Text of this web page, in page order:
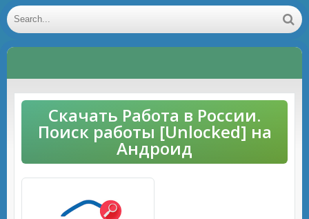
Скачать Работа в России.
Поиск работы [Unlocked] на
Андроид